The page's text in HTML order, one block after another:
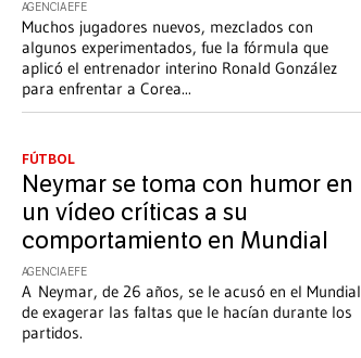
AGENCIA EFE
Muchos jugadores nuevos, mezclados con
algunos experimentados, fue la fórmula que
aplicó el entrenador interino Ronald González
para enfrentar a Corea...
FÚTBOL
Neymar se toma con humor en
un vídeo críticas a su
comportamiento en Mundial
AGENCIA EFE
A Neymar, de 26 años, se le acusó en el Mundial
de exagerar las faltas que le hacían durante los
partidos.